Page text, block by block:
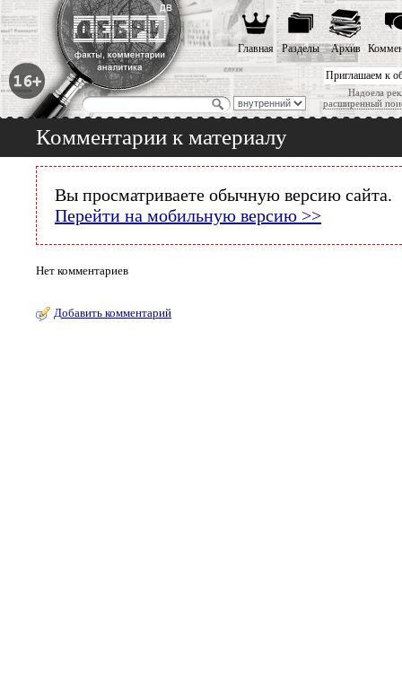
Приглашаем к
Надоела
расширенный
Главная Разделы Архив
Комментарии к материалу
Вы просматриваете обычную версию сайта.
Перейти на мобильную версию >>
Нет комментариев
Добавить комментарий